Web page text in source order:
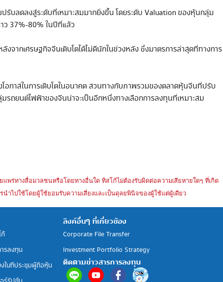
บลดลงสู่ระดับที่เหมาะสมมากยิ่งขึ้น โดยระดับ Valuation ของหุ้นกลุ่ม
ว 37%-80% ในปีที่แล้ว
กเศรษฐกิจจีนเติบโตได้ไม่ดีนักในช่วงหลัง ซึ่งมาตรการล่าสุดที่ทางการ
อกาสในการเติบโตในอนาคต สวนทางกับภาพรวมของตลาดหุ้นจีนที่ปรับ
ยนต์ไฟฟ้าของจีนน่าจะเป็นอีกหนึ่งทางเลือกการลงทุนที่เหมาะสม
ร่ทางสื่อมวลชนหรือโดยทางอื่นใด ทิสโก้ไม่ต้องรับผิดต่อความเสียหายใดๆ ที่เกิด
ำไปใช้โดยผู้ใช้ยอมรับความเสี่ยงและเป็นดุลยพินิจของผู้ใช้แต่ผู้เดียว
รลงทุน
ในที่ประชุมผู้ถือหุ้น
ลิงค์อื่นๆ ที่เกี่ยวข้อง
Corporate File Transfer
Investment Portfolio Strategy
ติดตามข่าวสารการลงทุน